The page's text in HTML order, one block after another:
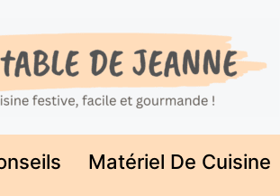
Matériel De Cuisine